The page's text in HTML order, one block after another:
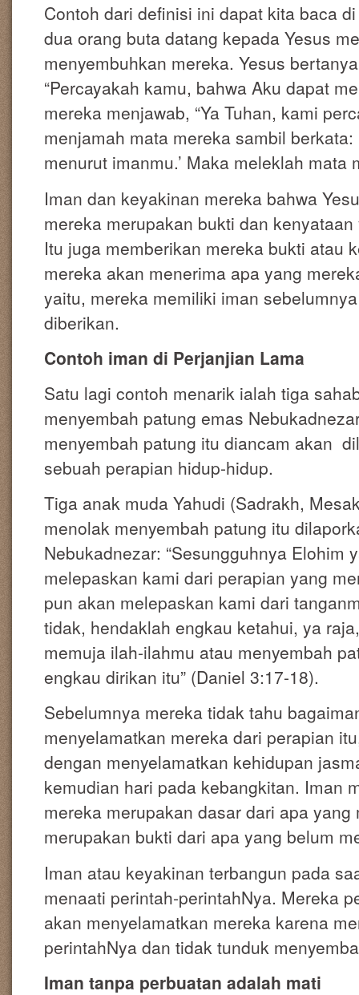
Contoh dari definisi ini dapat kita baca
dua orang buta datang kepada Yesus
menyembuhkan mereka. Yesus
“Percayakah kamu, bahwa Aku dapat
mereka menjawab, “Ya Tuhan, kami
menjamah mata mereka sambil berkata:
menurut imanmu.’ Maka meleklah mata
Iman dan keyakinan mereka bahwa
mereka merupakan bukti dan
Itu juga memberikan mereka bukti atau
mereka akan menerima apa yang
yaitu, mereka memiliki iman
diberikan.
Contoh iman di Perjanjian Lama
Satu lagi contoh menarik ialah tiga
menyembah patung emas
menyembah patung itu diancam akan
sebuah perapian hidup-hidup.
Tiga anak muda Yahudi (Sadrakh,
menolak menyembah patung itu
Nebukadnezar: “Sesungguhnya Elohim
melepaskan kami dari perapian yang
pun akan melepaskan kami dari
tidak, hendaklah engkau ketahui, ya
memuja ilah-ilahmu atau menyembah
engkau dirikan itu” (Daniel 3:17-18).
Sebelumnya mereka tidak tahu
menyelamatkan mereka dari perapian
dengan menyelamatkan kehidupan
kemudian hari pada kebangkitan. Iman
mereka merupakan dasar dari apa
merupakan bukti dari apa yang belum
Iman atau keyakinan terbangun pada
menaati perintah-perintahNya. Mereka
akan menyelamatkan mereka karena
perintahNya dan tidak tunduk
Iman tanpa perbuatan adalah mati